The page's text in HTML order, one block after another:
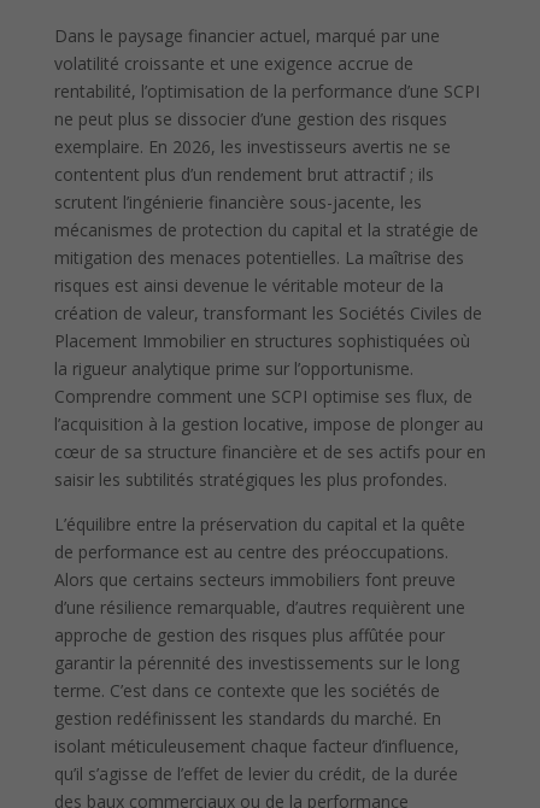
Dans le paysage financier actuel, marqué par une
volatilité croissante et une exigence accrue de
rentabilité, l’optimisation de la performance d’une SCPI
ne peut plus se dissocier d’une gestion des risques
exemplaire. En 2026, les investisseurs avertis ne se
contentent plus d’un rendement brut attractif ; ils
scrutent l’ingénierie financière sous-jacente, les
mécanismes de protection du capital et la stratégie de
mitigation des menaces potentielles. La maîtrise des
risques est ainsi devenue le véritable moteur de la
création de valeur, transformant les Sociétés Civiles de
Placement Immobilier en structures sophistiquées où
la rigueur analytique prime sur l’opportunisme.
Comprendre comment une SCPI optimise ses flux, de
l’acquisition à la gestion locative, impose de plonger au
cœur de sa structure financière et de ses actifs pour en
saisir les subtilités stratégiques les plus profondes.
L’équilibre entre la préservation du capital et la quête
de performance est au centre des préoccupations.
Alors que certains secteurs immobiliers font preuve
d’une résilience remarquable, d’autres requièrent une
approche de gestion des risques plus affûtée pour
garantir la pérennité des investissements sur le long
terme. C’est dans ce contexte que les sociétés de
gestion redéfinissent les standards du marché. En
isolant méticuleusement chaque facteur d’influence,
qu’il s’agisse de l’effet de levier du crédit, de la durée
des baux commerciaux ou de la performance